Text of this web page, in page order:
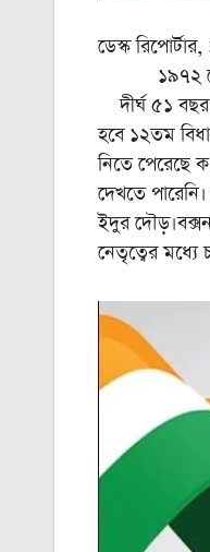
ডেস্ক
১৯৭২
দীর্ঘ ৫১
হবে ১২তম
নিতে পেরেছে
দেখতে
ইদুর
নেতৃত্বের মধ্যে